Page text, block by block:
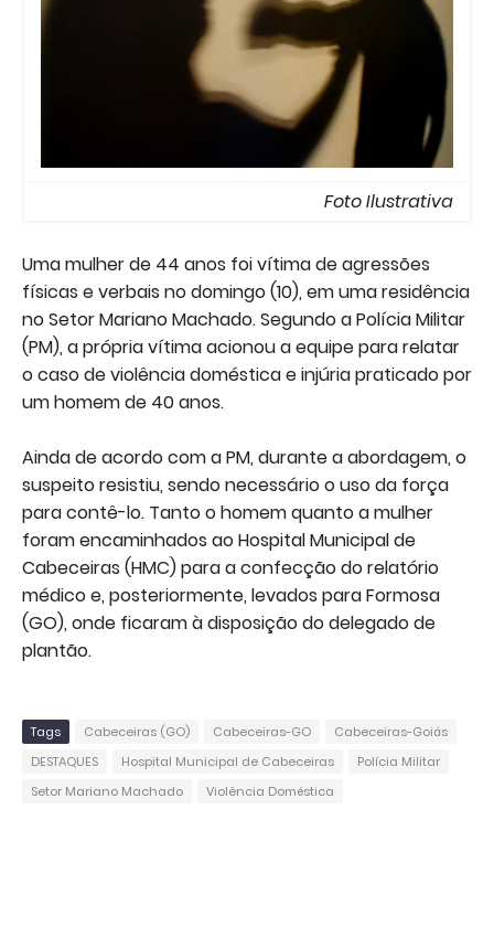
Foto Ilustrativa
Uma mulher de 44 anos foi vítima de agressões
físicas e verbais no domingo (10), em uma residência
no Setor Mariano Machado. Segundo a Polícia Militar
(PM), a própria vítima acionou a equipe para relatar
o caso de violência doméstica e injúria praticado por
um homem de 40 anos.
Ainda de acordo com a PM, durante a abordagem, o
suspeito resistiu, sendo necessário o uso da força
para contê-lo. Tanto o homem quanto a mulher
foram encaminhados ao Hospital Municipal de
Cabeceiras (HMC) para a confecção do relatório
médico e, posteriormente, levados para Formosa
(GO), onde ficaram à disposição do delegado de
plantão.
Tags Cabeceiras (GO) Cabeceiras-GO
Cabeceiras-Goiás
DESTAQUES
Hospital Municipal de Cabeceiras
Polícia Militar
Setor Mariano Machado
Violência Doméstica